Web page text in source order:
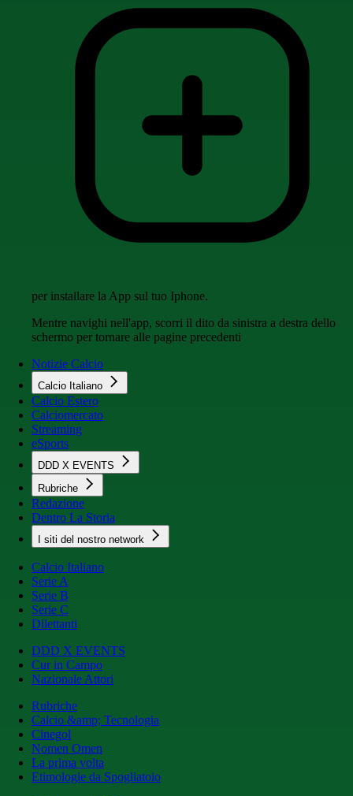
per installare la App sul tuo Iphone.
Mentre navighi nell'app, scorri il dito da sinistra a destra dello
schermo per tornare alle pagine precedenti
Notizie Calcio
Calcio Italiano
Calcio Estero
Calciomercato
Streaming
eSports
DDD X EVENTS
Rubriche
Redazione
Dentro La Storia
I siti del nostro network
Calcio Italiano
Serie A
Serie B
Serie C
Dilettanti
DDD X EVENTS
Cur in Campo
Nazionale Attori
Rubriche
Calcio &amp; Tecnologia
Cinegol
Nomen Omen
La prima volta
Etimologie da Spogliatoio